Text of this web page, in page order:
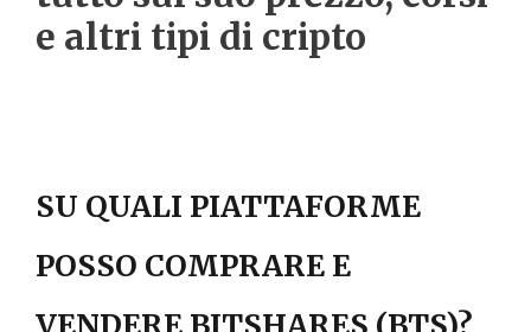
e altri tipi di cripto
SU QUALI PIATTAFORME
POSSO COMPRARE E